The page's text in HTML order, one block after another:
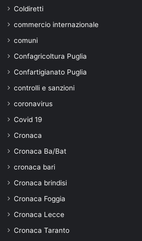
Coldiretti
commercio internazionale
comuni
Confagricoltura Puglia
Confartigianato Puglia
controlli e sanzioni
coronavirus
Covid 19
Cronaca
Cronaca Ba/Bat
cronaca bari
Cronaca brindisi
Cronaca Foggia
Cronaca Lecce
Cronaca Taranto